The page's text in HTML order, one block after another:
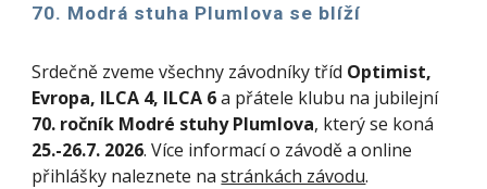
70. Modrá stuha Plumlova se blíží
Srdečně zveme všechny závodníky tříd Optimist,
Evropa, ILCA 4, ILCA 6a přátele klubu na jubilejní
70. ročník Modré stuhy Plumlova, který se koná
25.-26.7. 2026. Více informací o závodě a online
přihlášky naleznete nastránkách závodu.